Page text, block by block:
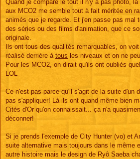
Quand je compare le tout il n'y a pas photo,
aux MCO2 me semble tout à fait méritée en
animés que je regarde. Et j'en passe pas mal
des séries ou des films d'animation, que ce
originale.
Ils ont tous des qualités remarquables, on
réalisé derrière à tous les niveaux et on ne
Pour les MCO2, on dirait qu'ils ont oubliés
LOL
Ce n'est pas parce-qu'il s'agit de la suite d'un
pas s'appliquer! Là ils ont quand même bien
Cités d'Or qu'on connaissait... ça n'a
déconner!
Si je prends l'exemple de City Hunter (vo) et
suite alternative mais toujours dans le même
autre histoire mais le design de Ryô Saeba